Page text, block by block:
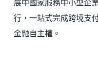
展中國家服務中小型企
行，一站式完成跨境支
金融自主權。